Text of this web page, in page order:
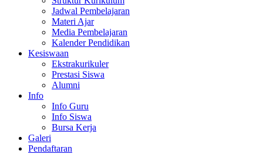
Jadwal Pembelajaran
Materi Ajar
Media Pembelajaran
Kalender Pendidikan
Kesiswaan
Ekstrakurikuler
Prestasi Siswa
Alumni
Info
Info Guru
Info Siswa
Bursa Kerja
Galeri
Pendaftaran